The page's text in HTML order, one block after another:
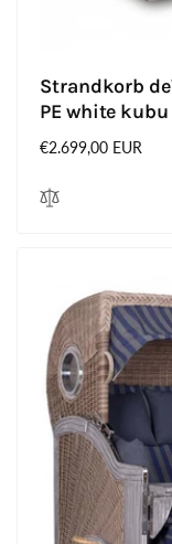
Strandkorb
PE white
Normaler
€2.699,00 EUR